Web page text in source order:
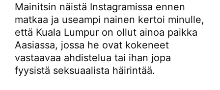
Mainitsin näistä Instagramissa ennen
matkaa ja useampi nainen kertoi minulle,
että Kuala Lumpur on ollut ainoa paikka
Aasiassa, jossa he ovat kokeneet
vastaavaa ahdistelua tai ihan jopa
fyysistä seksuaalista häirintää.